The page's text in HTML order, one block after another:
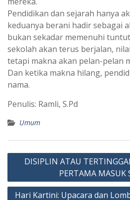
Pendidikan dan sejarah hanya
keduanya berani hadir sebagai
bukan sekadar memenuhi
sekolah akan terus berjalan,
tetapi makna akan pelan-pelan
Dan ketika makna hilang,
nama.
Penulis: Ramli, S.Pd
Umum
Post
DISIPLIN ATAU
PERTAMA MASUK
Hari Kartini: Upacara dan